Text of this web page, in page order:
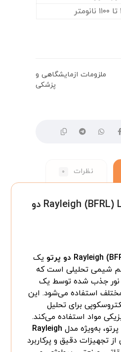
ملزومات ازمایشگاهی و
پزشکی
نظرات ۰
اسپکتروفتومتر Rayleigh (BFRL) L۹ دو
یک
شیمی تحلیلی است که
نور جذب شده توسط یک
استفاده می‌شود. این
برای تحلیل
مواد استفاده می‌کند.
به‌ویژه مدل Rayleigh
از تجهیزات دقیق و پرکاربرد